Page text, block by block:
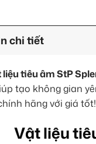
chi tiết
tiêu âm StP
tạo không gian
hãng với giá tốt!
Vật liệu